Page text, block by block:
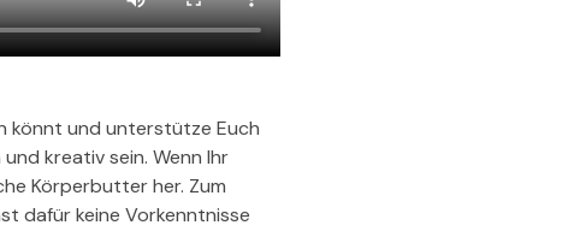
könnt und unterstütze Euch
kreativ sein. Wenn Ihr
Körperbutter her. Zum
dafür keine Vorkenntnisse